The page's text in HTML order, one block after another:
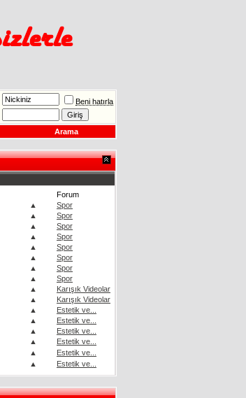
Beni hatırla
Arama
Forum
▲
Spor
▲
Spor
▲
Spor
▲
Spor
▲
Spor
▲
Spor
▲
Spor
▲
Spor
▲
Karışık Videolar
▲
Karışık Videolar
▲
Estetik ve...
▲
Estetik ve...
▲
Estetik ve...
▲
Estetik ve...
▲
Estetik ve...
▲ Estetik ve...